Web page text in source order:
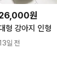
원
형 강아지 인형
일 전